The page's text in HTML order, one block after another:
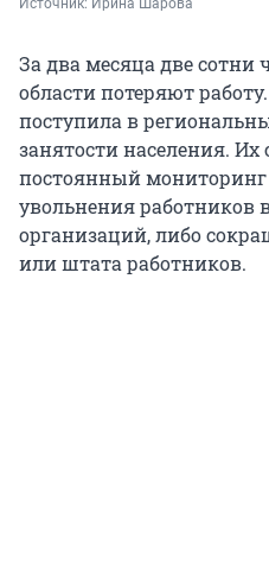
Источник: Ирина Шарова
За два месяца две сотни
области потеряют
поступила в
занятости населения.
постоянный мониторинг
увольнения работников
организаций, либо
или штата работников.